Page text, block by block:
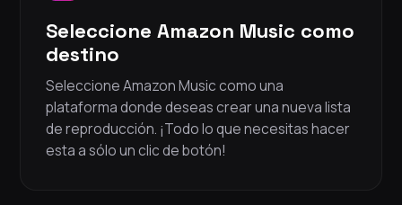
Seleccione Amazon Music como
destino
Seleccione Amazon Music como una
plataforma donde deseas crear una nueva lista
de reproducción. ¡Todo lo que necesitas hacer
esta a sólo un clic de botón!